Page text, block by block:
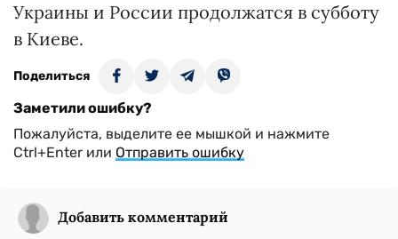
Украины и России продолжатся в субботу
в Киеве.
Поделиться
Заметили ошибку?
Пожалуйста, выделите ее мышкой и нажмите
Ctrl+Enter или Отправить ошибку
Добавить комментарий